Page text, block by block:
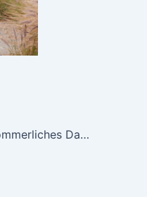
Neues Schnittmuster: Sommerliches Datekleid oder lässiges Citykleid – Casablanca